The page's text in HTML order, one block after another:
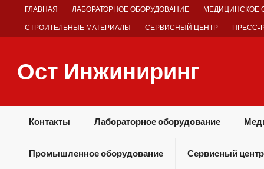
ГЛАВНАЯ ЛАБОРАТОРНОЕ ОБОРУДОВАНИЕ МЕДИЦИНСКОЕ
СТРОИТЕЛЬНЫЕ МАТЕРИАЛЫ СЕРВИСНЫЙ ЦЕНТР ПРЕСС-
Ост Инжиниринг
Контакты Лабораторное оборудование
Промышленное оборудование Сервисный центр